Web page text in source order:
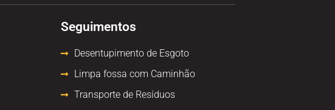
Seguimentos
Desentupimento de Esgoto
Limpa fossa com Caminhão
Transporte de Resíduos